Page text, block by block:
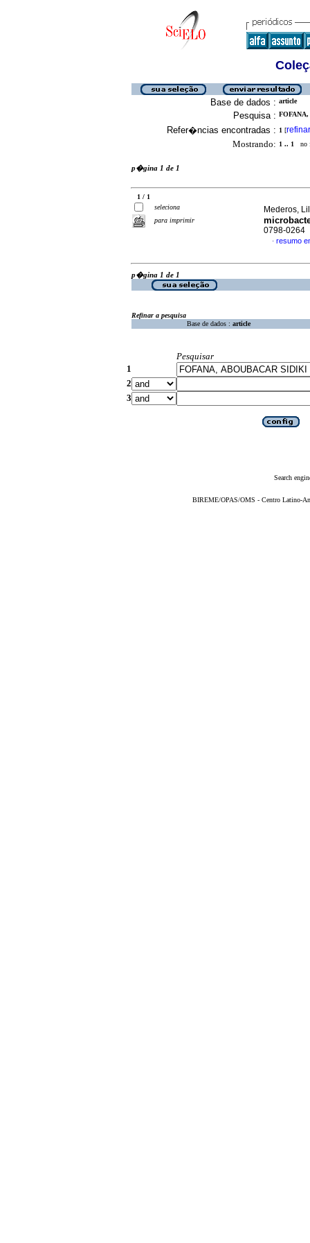
Base de dados : article
Pesquisa :
Refer�ncias encontradas : 1 [refinar
Mostrando: 1 .. 1 no
p�gina 1 de 1
1 / 1
seleciona
para imprimir
Mederos,
0798-0264
· resumo
p�gina 1 de 1
Refinar a pesquisa
Base de dados : article
Pesquisar
1
2
3
Search
BIREME/OPAS/OMS - Centro Latino-